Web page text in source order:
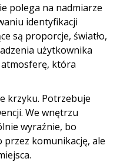
polega na nadmiarze
identyfikacji
są proporcje, światło,
użytkownika
która
krzyku. Potrzebuje
We wnętrzu
wyraźnie, bo
komunikację, ale